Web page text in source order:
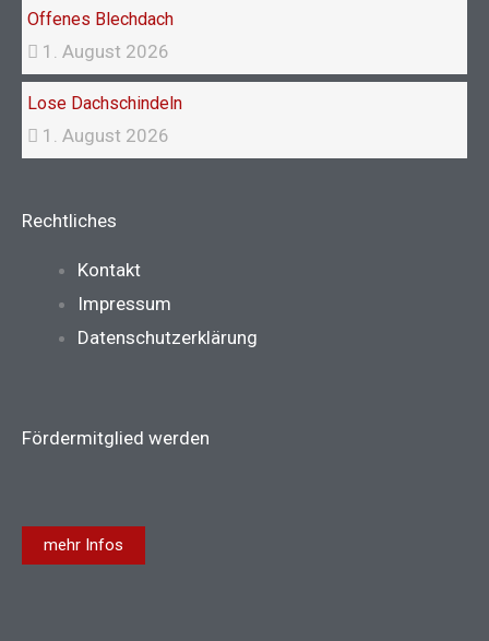
Offenes Blechdach
1. August 2026
Lose Dachschindeln
1. August 2026
Rechtliches
Main
Menu
Kontakt
Impressum
Datenschutzerklärung
Fördermitglied werden
mehr Infos